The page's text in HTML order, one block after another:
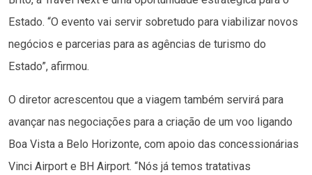
Estado. “O evento vai servir sobretudo para viabilizar novos
negócios e parcerias para as agências de turismo do
Estado”, afirmou.
O diretor acrescentou que a viagem também servirá para
avançar nas negociações para a criação de um voo ligando
Boa Vista a Belo Horizonte, com apoio das concessionárias
Vinci Airport e BH Airport. “Nós já temos tratativas